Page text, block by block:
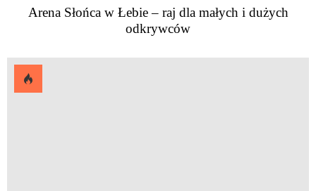
Arena Słońca w Łebie – raj dla małych i dużych
odkrywców